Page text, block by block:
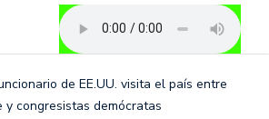
de EE.UU. visita el país entre
y congresistas demócratas